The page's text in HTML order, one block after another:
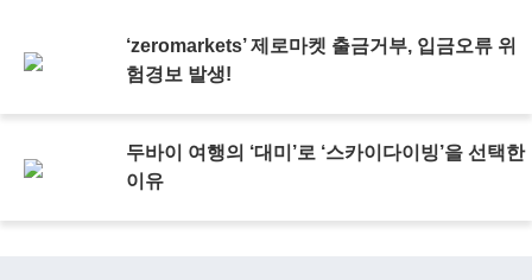
‘zeromarkets’ 제로마켓 출금거부, 입금오류 위
험경보 발생!
두바이 여행의 ‘대미’로 ‘스카이다이빙’을 선택한
이유